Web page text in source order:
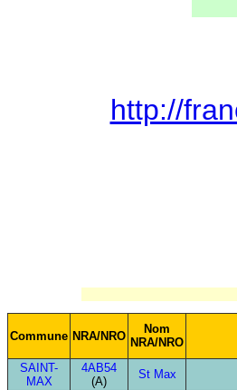
http://
Commune NRA/NRO
Nom
NRA/NRO
SAINT-
MAX
4AB54
(A)
St Max